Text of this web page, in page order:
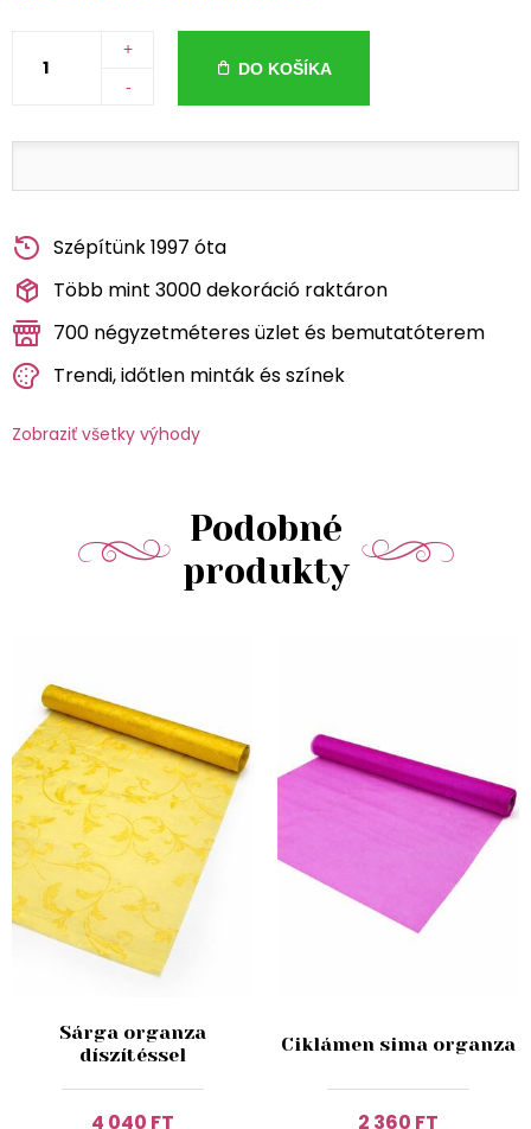
+
-
DO KOŠÍKA
Szépítünk 1997 óta
Több mint 3000 dekoráció raktáron
700 négyzetméteres üzlet és bemutatóterem
Trendi, időtlen minták és színek
Zobraziť všetky výhody
Podobné
produkty
Sárga organza
díszítéssel
4 040 FT
Ciklámen sima organza
2 360 FT